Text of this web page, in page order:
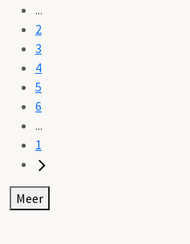
...
2
3
4
5
6
...
1
Meer